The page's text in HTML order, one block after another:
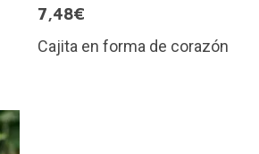
7,48€
Cajita en forma de corazón